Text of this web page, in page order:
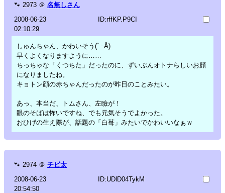
🐾 2973 ＠ 名無しさん
2008-06-23
02:10:29
ID:rffKP.P9CI
しゅんちゃん、かわいそう(ﾟｰÅ)
早くよくなりますように……
ちっちゃな「くつちた」だったのに、ずいぶんオトナらしいお顔
になりましたね。
キョトン顔の赤ちゃんだったのが昨日のことみたい。
あっ、本当だ、トムさん、左瞼が！
眼のそばは怖いですね、でも元気そうでよかった。
おひげの生え際が、話題の「白苺」みたいでかわいいなぁｗ
🐾 2974 ＠ チビ太
2008-06-23
20:54:50
ID:UDlD04TykM